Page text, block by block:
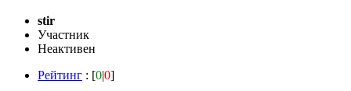
stir
Участник
Неактивен
Рейтинг : [0|0]